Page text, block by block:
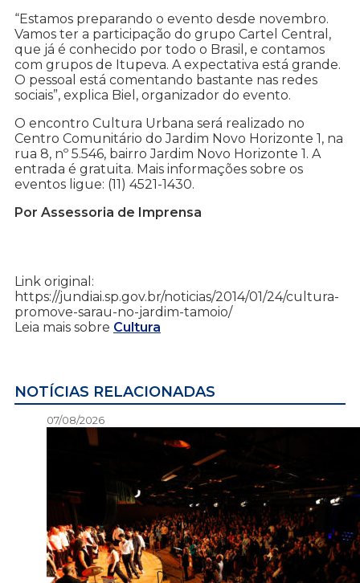
“Estamos preparando o evento desde novembro.
Vamos ter a participação do grupo Cartel Central,
que já é conhecido por todo o Brasil, e contamos
com grupos de Itupeva. A expectativa está grande.
O pessoal está comentando bastante nas redes
sociais”, explica Biel, organizador do evento.
O encontro Cultura Urbana será realizado no
Centro Comunitário do Jardim Novo Horizonte 1, na
rua 8, nº 5.546, bairro Jardim Novo Horizonte 1. A
entrada é gratuita. Mais informações sobre os
eventos ligue: (11) 4521-1430.
Por Assessoria de Imprensa
Link original:
https://jundiai.sp.gov.br/noticias/2014/01/24/cultura-
promove-sarau-no-jardim-tamoio/
Leia mais sobre Cultura
NOTÍCIAS RELACIONADAS
07/08/2026